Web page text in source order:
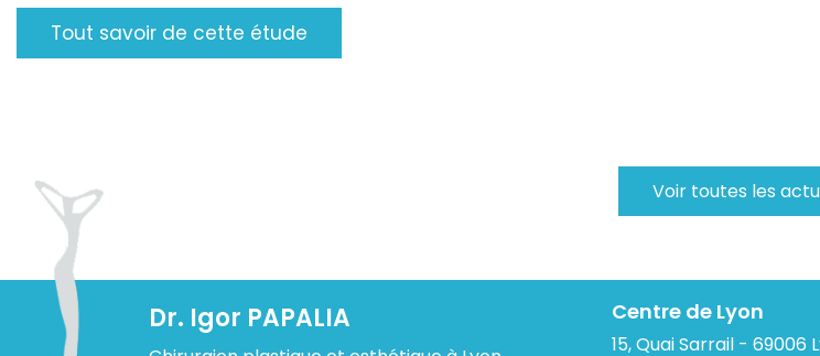
Tout savoir de cette étude
Voir toutes les
Dr. Igor PAPALIA Centre de Lyon
15, Quai Sarrail - 69006